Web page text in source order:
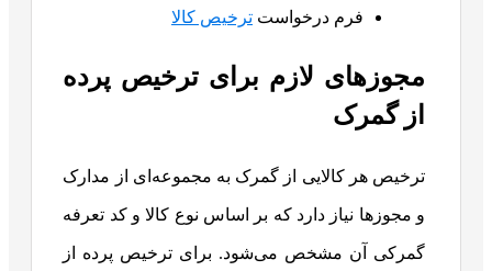
فرم درخواست ترخیص کالا
مجوزهای لازم برای ترخیص پرده
از گمرک
ترخیص هر کالایی از گمرک به مجموعه‌ای از مدارک
و مجوزها نیاز دارد که بر اساس نوع کالا و کد تعرفه
گمرکی آن مشخص می‌شود. برای ترخیص پرده از